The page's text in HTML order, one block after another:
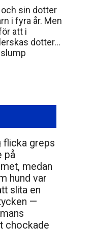
sin dotter
i fyra år. Men
att i
dotter…
flicka greps
på
medan
hund var
slita en
—
chockade